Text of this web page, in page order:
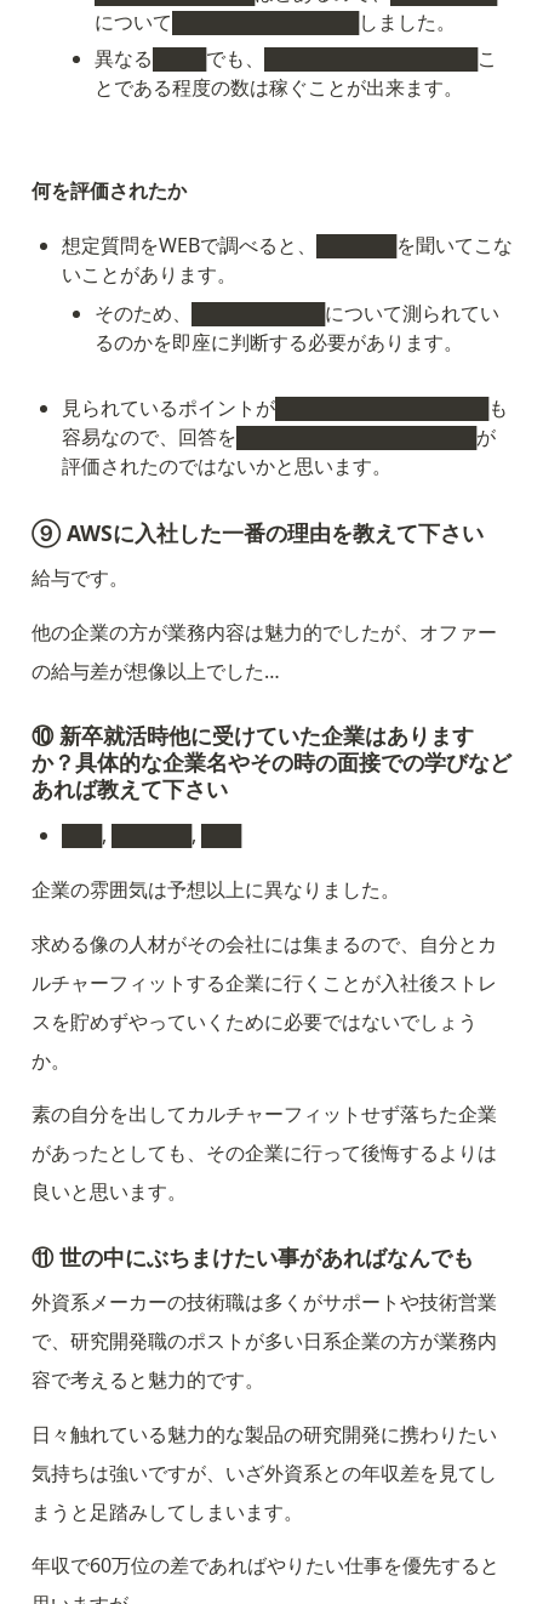
について██████████████しました。
異なる████でも、████████████████こ
とである程度の数は稼ぐことが出来ます。
何を評価されたか
想定質問をWEBで調べると、██████を聞いてこな
いことがあります。
そのため、██████████について測られてい
るのかを即座に判断する必要があります。
見られているポイントが████████████████も
容易なので、回答を██████████████████が
評価されたのではないかと思います。
⑨ AWSに入社した一番の理由を教えて下さい
給与です。
他の企業の方が業務内容は魅力的でしたが、オファー
の給与差が想像以上でした…
⑩ 新卒就活時他に受けていた企業はあります
か？具体的な企業名やその時の面接での学びなど
あれば教えて下さい
███, ██████, ███
企業の雰囲気は予想以上に異なりました。
求める像の人材がその会社には集まるので、自分とカ
ルチャーフィットする企業に行くことが入社後ストレ
スを貯めずやっていくために必要ではないでしょう
か。
素の自分を出してカルチャーフィットせず落ちた企業
があったとしても、その企業に行って後悔するよりは
良いと思います。
⑪ 世の中にぶちまけたい事があればなんでも
外資系メーカーの技術職は多くがサポートや技術営業
で、研究開発職のポストが多い日系企業の方が業務内
容で考えると魅力的です。
日々触れている魅力的な製品の研究開発に携わりたい
気持ちは強いですが、いざ外資系との年収差を見てし
まうと足踏みしてしまいます。
年収で60万位の差であればやりたい仕事を優先すると